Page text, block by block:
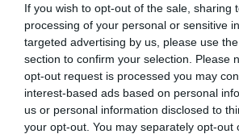
If you wish to opt-out of the sale, sharing
processing of your personal or sensitive
targeted advertising by us, please use
section to confirm your selection. Please
opt-out request is processed you may
interest-based ads based on personal
us or personal information disclosed to
your opt-out. You may separately opt-out